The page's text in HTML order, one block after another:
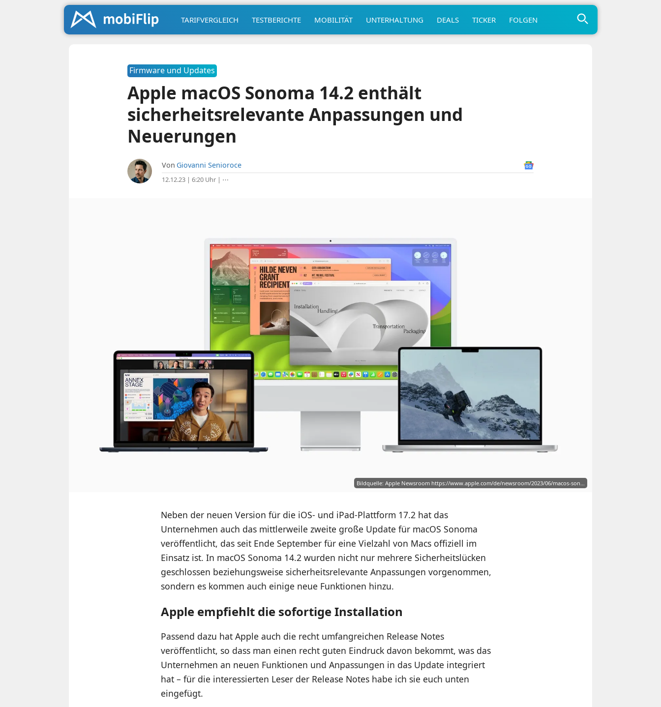
TARIFVERGLEICH TESTBERICHTE MOBILITÄT UNTERHALTUNG DEALS TICKER FOLGEN
Firmware und Updates
Apple macOS Sonoma 14.2 enthält
sicherheitsrelevante Anpassungen und
Neuerungen
Von Giovanni Senioroce
12.12.23 | 6:20 Uhr| ⋯
Bildquelle: Apple Newsroom https://www.apple.com/de/newsroom/2023/06/macos-son…
Neben der neuen Version für die iOS- und iPad-Plattform 17.2 hat das
Unternehmen auch das mittlerweile zweite große Update für macOS Sonoma
veröffentlicht, das seit Ende September für eine Vielzahl von Macs offiziell im
Einsatz ist. In macOS Sonoma 14.2 wurden nicht nur mehrere Sicherheitslücken
geschlossen beziehungsweise sicherheitsrelevante Anpassungen vorgenommen,
sondern es kommen auch einige neue Funktionen hinzu.
Apple empfiehlt die sofortige Installation
Passend dazu hat Apple auch die recht umfangreichen Release Notes
veröffentlicht, so dass man einen recht guten Eindruck davon bekommt, was das
Unternehmen an neuen Funktionen und Anpassungen in das Update integriert
hat – für die interessierten Leser der Release Notes habe ich sie euch unten
eingefügt.